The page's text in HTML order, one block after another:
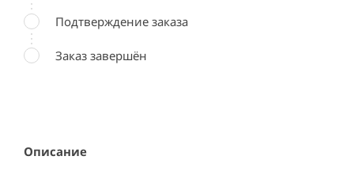
Описание
Подтверждение заказа
Заказ завершён